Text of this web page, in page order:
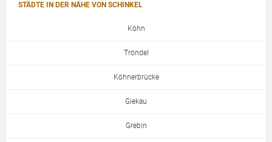
STÄDTE IN DER NÄHE VON SCHINKEL
Köhn
Tröndel
Köhnerbrücke
Giekau
Grebin